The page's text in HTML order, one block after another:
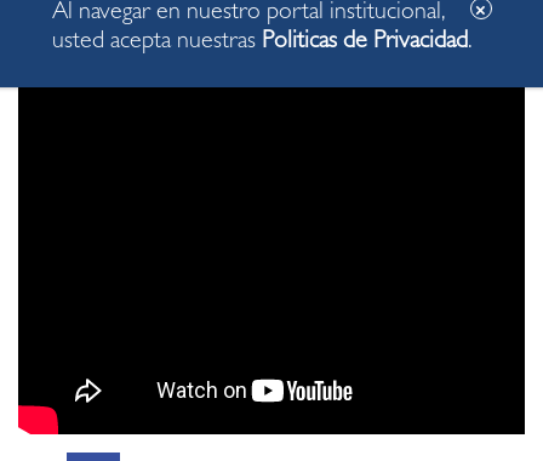
Al navegar en nuestro portal institucional,
usted acepta nuestras Politicas de Privacidad.